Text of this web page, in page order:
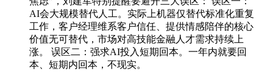
AI会大规模替代人工。实际上机器仅替代标准化重复
工作，客户经理维系客户信任、提供情感陪伴的核心
价值无可替代，市场对高技能金融人才需求持续上
涨。 误区二：强求AI投入短期回本。一年内就要回
本、短期内回本，不现实。